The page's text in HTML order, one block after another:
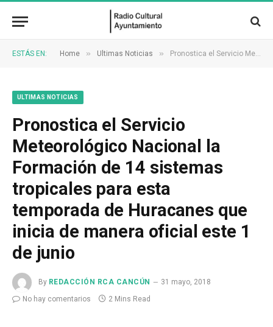
ESTÁS EN: Home » Ultimas Noticias » Pronostica el Servicio Meteorológico Nacional la Formación de 14 sistemas tropicales para esta temporada de Huracanes que inicia de manera oficial este 1 de junio
ULTIMAS NOTICIAS
Pronostica el Servicio
Meteorológico Nacional la
Formación de 14 sistemas
tropicales para esta
temporada de Huracanes que
inicia de manera oficial este 1
de junio
By REDACCIÓN RCA CANCÚN
31 mayo, 2018
No hay comentarios
2 Mins Read